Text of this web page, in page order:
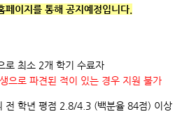
이지를 통해 공지예정입니다.
로 최소 2개 학기 수료자
으로 파견된 적이 있는 경우 지원 불가
전 학년 평점 2.8/4.3 (백분율 84점) 이상